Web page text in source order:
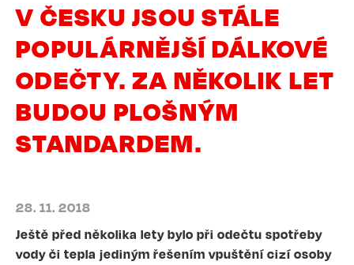
V ČESKU JSOU STÁLE
POPULÁRNĚJŠÍ DÁLKOVÉ
ODEČTY. ZA NĚKOLIK LET
BUDOU PLOŠNÝM
STANDARDEM.
28. 11. 2018
Ještě před několika lety bylo při odečtu spotřeby
vody či tepla jediným řešením vpuštění cizí osoby